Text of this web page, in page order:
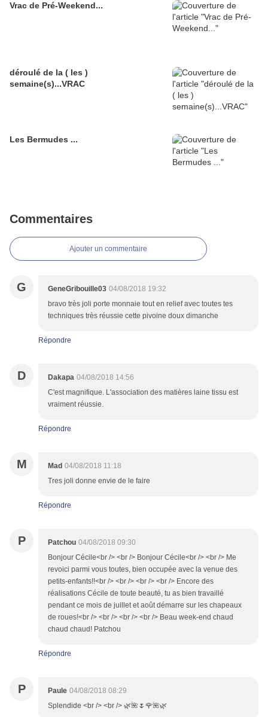
Vrac de Pré-Weekend...
déroulé de la ( les )
semaine(s)...VRAC
Les Bermudes ...
Commentaires
Ajouter un commentaire
G GeneGribouille03 04/08/2018 19:32
bravo très joli porte monnaie tout en relief avec toutes tes
techniques très réussie cette pivoine doux dimanche
Répondre
D Dakapa 04/08/2018 14:56
C'est magnifique. L'association des matières laine tissu est
vraiment réussie.
Répondre
M Mad 04/08/2018 11:18
Tres joli donne envie de le faire
Répondre
P Patchou 04/08/2018 09:30
Bonjour Cécile<br /> <br /> Bonjour Cécile<br /> <br /> Me
revoici parmi vous toutes, bien occupée avec la venue des
petits-enfants!!<br /> <br /> <br /> <br /> Encore des
réalisations Cécile de toute beauté, tu as bien travaillé
pendant ce mois de juillet et août démarre sur les chapeaux
de roues!<br /> <br /> <br /> <br /> Beau week-end chaud
chaud chaud! Patchou
Répondre
P Paule 04/08/2018 08:29
Splendide <br /> <br /> 🌿🌺🌷🌹🌺🌿